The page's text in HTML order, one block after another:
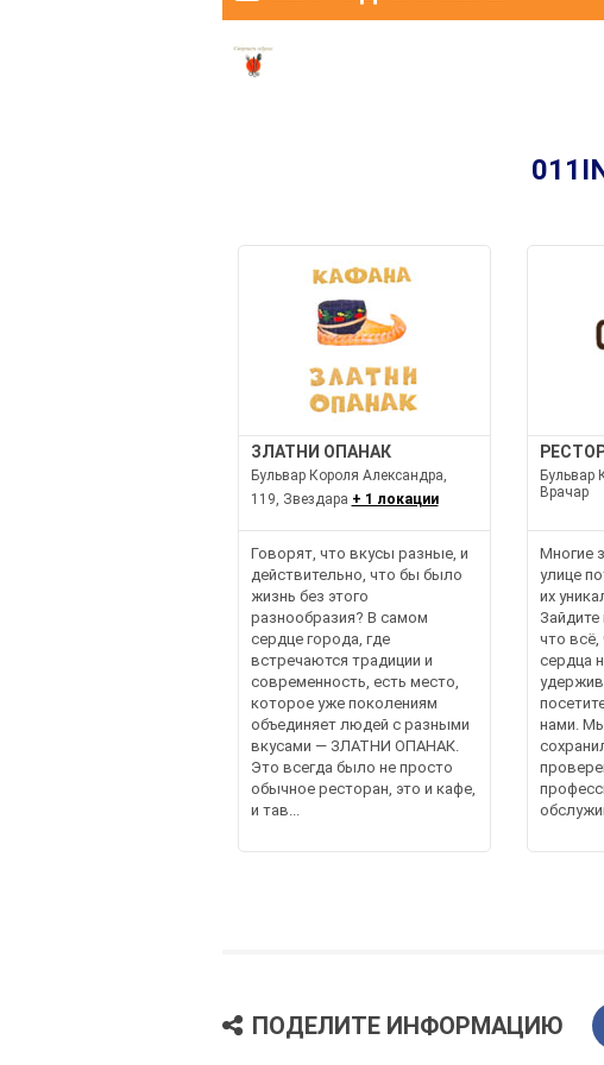
ЗЛАТНИ ОПАНАК
Бульвар Короля Александра,
119, Звездара + 1 локации
Говорят, что вкусы разные, и
действительно, что бы было
жизнь без этого
разнообразия? В самом
сердце города, где
встречаются традиции и
современность, есть место,
которое уже поколениям
объединяет людей с разными
вкусами — ЗЛАТНИ ОПАНАК.
Это всегда было не просто
обычное ресторан, это и кафе,
и тав...
Бульвар
Врачар
Многие
улице
их
Зайдите
что
сердца
нами.
ПОДЕЛИТЕ ИНФОРМАЦИЮ